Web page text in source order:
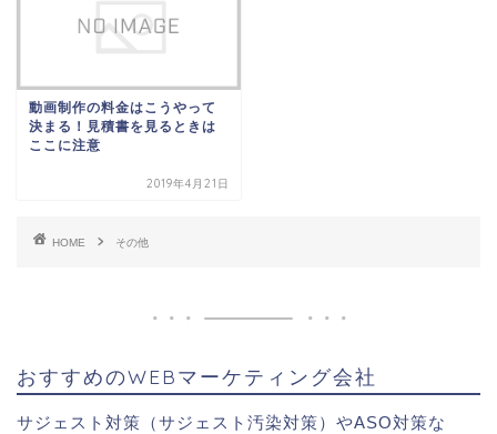
動画制作の料金はこうやって
決まる！見積書を見るときは
ここに注意
2019年4月21日
HOME その他
おすすめのWEBマーケティング会社
サジェスト対策（サジェスト汚染対策）やASO対策な